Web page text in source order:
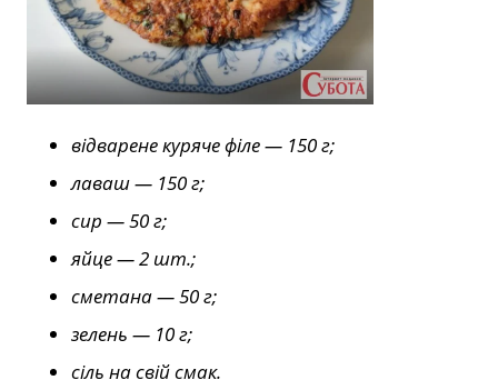
відварене куряче філе — 150 г;
лаваш — 150 г;
сир — 50 г;
яйце — 2 шт.;
сметана — 50 г;
зелень — 10 г;
сіль на свій смак.